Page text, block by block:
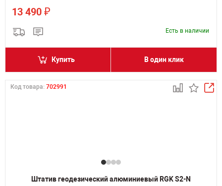
13 490 ₽
Есть в наличии
Купить В один клик
Код товара: 702991
Штатив геодезический алюминиевый RGK S2-N